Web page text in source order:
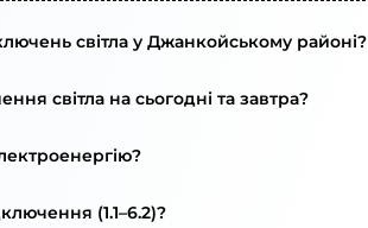
світла у Джанкойському районі?
світла на сьогодні та завтра?
(1.1–6.2)?